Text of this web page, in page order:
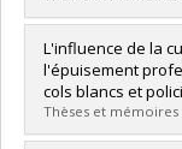
Lien vers le
Graduate :
Cycle :Master's
Grade :M. Sc.
Lien vers le
L'influence de la
l'épuisement
cols blancs et
Thèses et mémoires